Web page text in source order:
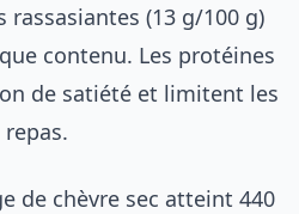
(13 g/100 g)
contenu. Les protéines
de satiété et limitent les
de chèvre sec atteint 440